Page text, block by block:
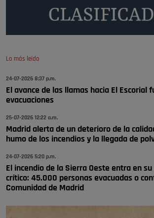
Será amigo de alguien importante...en el Congreso,
Policía o en la politica
Pozuelo de Alarcón
🔴 EXCLUSIVA | El
se va porke no tiene piscina 🤪🤪🤪
Pozuelo de Alarcón
🔴 EXCLUSIVA | El
Lo más leído
24-07-2026 8:37 p.m.
El avance de las llamas hacia El Escorial
evacuaciones
25-07-2026 12:22 a.m.
Madrid alerta de un deterioro de la
humo de los incendios y la llegada de
24-07-2026 5:20 p.m.
El incendio de la Sierra Oeste entra en
crítico: 45.000 personas evacuadas o
Comunidad de Madrid